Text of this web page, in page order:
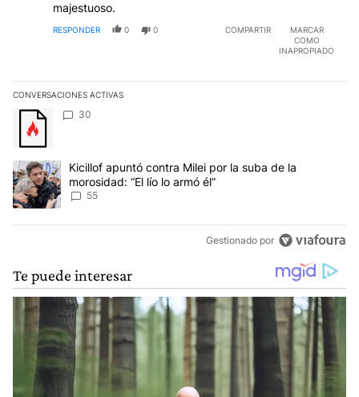
majestuoso.
RESPONDER 0 0 COMPARTIR
MARCAR
COMO
INAPROPIADO
CONVERSACIONES ACTIVAS
Este listado muestra los artículos con más comentarios en los
Un artículo de tendencia con el título "" con 30 comentarios.
30
Un artículo de tendencia con el título "Kicillof apuntó contra Milei
Kicillof apuntó contra Milei por la suba de la
morosidad: “El lío lo armó él”
55
Gestionado por